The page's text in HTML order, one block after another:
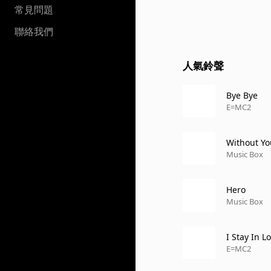
常見問題
聯絡我們
人氣鈴聲
Bye Bye
E=MC2
Without
Music Box
Hero
Music Box
I Stay In
E=MC2